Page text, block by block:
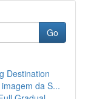
Go
Destination
da S...